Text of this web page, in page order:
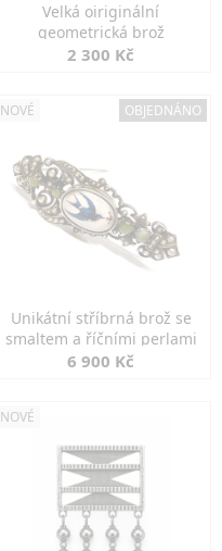
Velká oiriginální
geometrická brož
2 300 Kč
NOVÉ OBJEDNÁNO
Unikátní stříbrná brož se
smaltem a říčními perlami
6 900 Kč
NOVÉ